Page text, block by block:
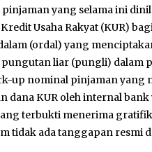
yang selama ini
Usaha Rakyat (KUR)
(ordal) yang
liar (pungli) dalam
up nominal pinjaman yang
dana KUR oleh internal
terbukti menerima
tidak ada tanggapan